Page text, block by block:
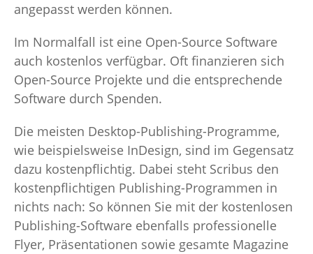
angepasst werden können.
Im Normalfall ist eine Open-Source Software
auch kostenlos verfügbar. Oft finanzieren sich
Open-Source Projekte und die entsprechende
Software durch Spenden.
Die meisten Desktop-Publishing-Programme,
wie beispielsweise InDesign, sind im Gegensatz
dazu kostenpflichtig. Dabei steht Scribus den
kostenpflichtigen Publishing-Programmen in
nichts nach: So können Sie mit der kostenlosen
Publishing-Software ebenfalls professionelle
Flyer, Präsentationen sowie gesamte Magazine